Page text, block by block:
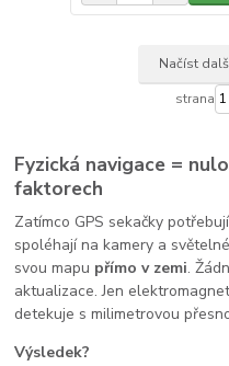
Načíst
strana
Fyzická navigace =
faktorech
Zatímco GPS sekačky
spoléhají na kamery a
svou mapu přímo v zemi.
aktualizace. Jen
detekuje s milimetrovou
Výsledek?